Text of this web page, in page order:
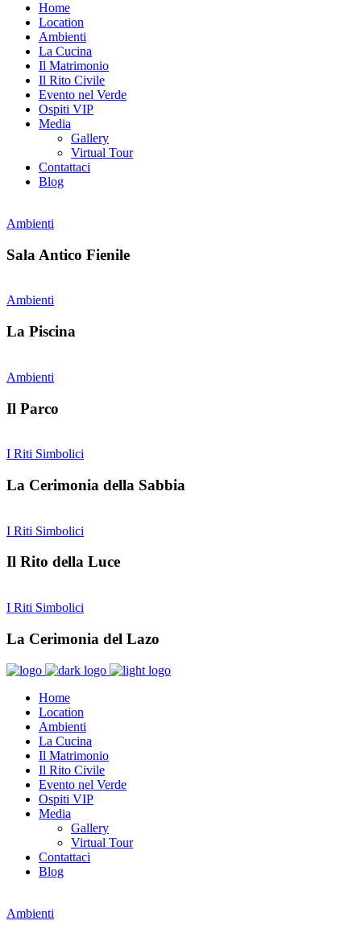
Home
Location
Ambienti
La Cucina
Il Matrimonio
Il Rito Civile
Evento nel Verde
Ospiti VIP
Media
Gallery
Virtual Tour
Contattaci
Blog
Ambienti
Sala Antico Fienile
Ambienti
La Piscina
Ambienti
Il Parco
I Riti Simbolici
La Cerimonia della Sabbia
I Riti Simbolici
Il Rito della Luce
I Riti Simbolici
La Cerimonia del Lazo
Home
Location
Ambienti
La Cucina
Il Matrimonio
Il Rito Civile
Evento nel Verde
Ospiti VIP
Media
Gallery
Virtual Tour
Contattaci
Blog
Ambienti